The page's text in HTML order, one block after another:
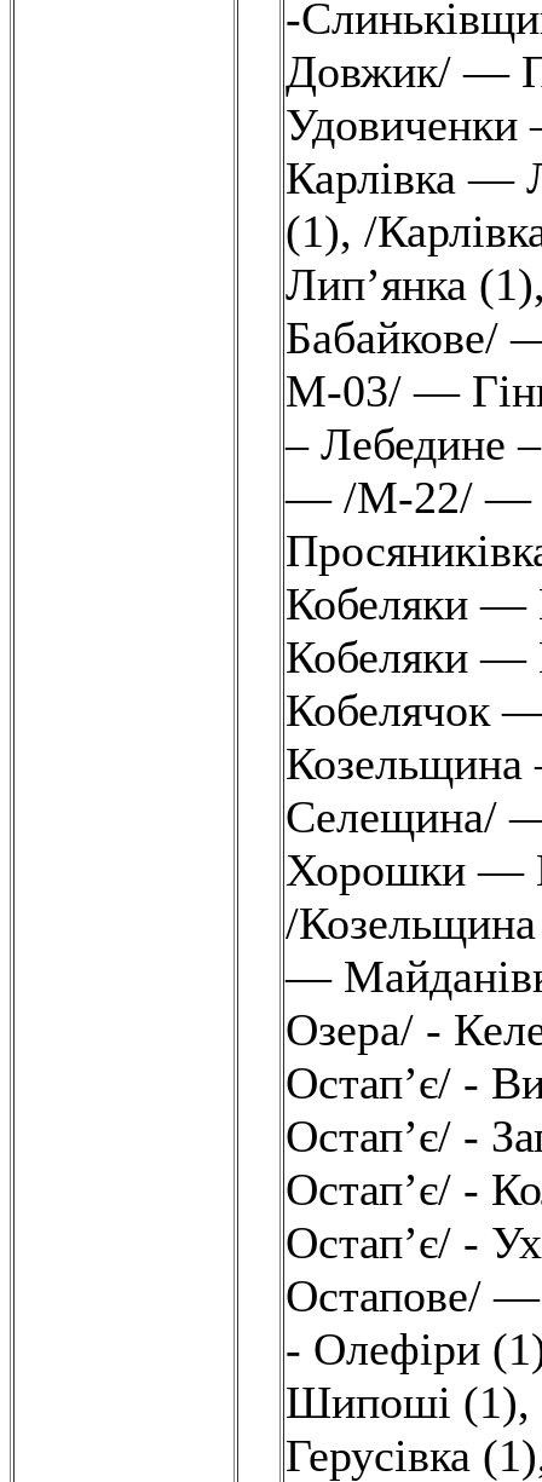
-
Довжик/ —
Карлівка —
(1), /
Лип’янка (1)
Бабайкове/
М-03/ —
– Лебедине
— /М-22/ —
Кобеляки —
Кобеляки —
Кобелячок
Селещина/
Хорошки —
/
—
Озера/ -
Остап’є/ -
Остап’є/ -
Остап’є/ -
Остап’є/ -
Остапове/
- Олефіри
Шипоші (1),
Герусівка (1)